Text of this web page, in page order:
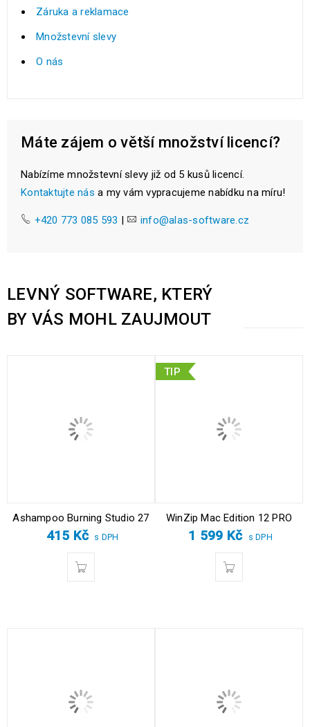
Záruka a reklamace
Množstevní slevy
O nás
Máte zájem o větší množství licencí?
Nabízíme množstevní slevy již od 5 kusů licencí.
Kontaktujte nás a my vám vypracujeme nabídku na míru!
+420 773 085 593 | info@alas-software.cz
LEVNÝ SOFTWARE, KTERÝ
BY VÁS MOHL ZAUJMOUT
Ashampoo Burning Studio 27
415 Kč s DPH
TIP
WinZip Mac Edition 12 PRO
1 599 Kč s DPH